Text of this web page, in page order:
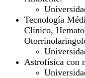
Tecnología
Clínico,
Astrofísica con